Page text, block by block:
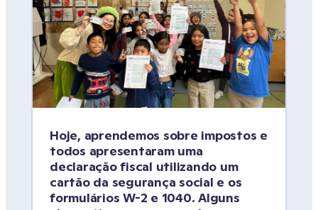
Hoje, aprendemos sobre impostos e
todos apresentaram uma
declaração fiscal utilizando um
cartão da segurança social e os
formulários W-2 e 1040. Alguns